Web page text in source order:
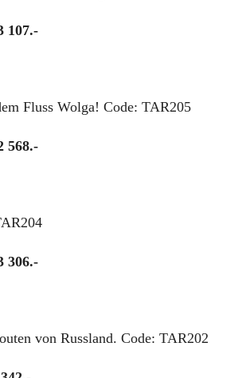
107.-
Fluss Wolga! Code: TAR205
568.-
306.-
von Russland. Code: TAR202